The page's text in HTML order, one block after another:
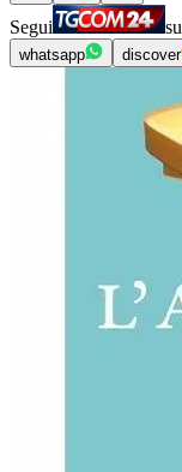
Segui su
whatsapp discover